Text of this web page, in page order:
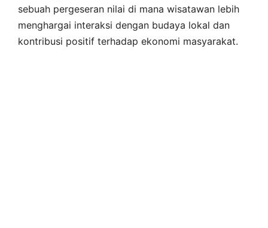
sebuah pergeseran nilai di mana wisatawan lebih
menghargai interaksi dengan budaya lokal dan
kontribusi positif terhadap ekonomi masyarakat.